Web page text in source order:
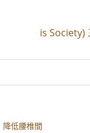
is Society)
降低腰椎間